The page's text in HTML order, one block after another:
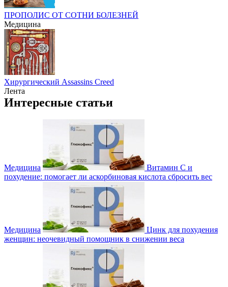
ПРОПОЛИС ОТ СОТНИ БОЛЕЗНЕЙ
Медицина
Хирургический Assassins Creed
Лента
Интересные статьи
Медицина
Витамин С и
похудение: помогает ли аскорбиновая кислота сбросить вес
Медицина
Цинк для похудения
женщин: неочевидный помощник в снижении веса